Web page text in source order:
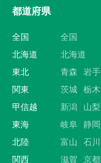
都道府県
全国
全国
北海道
北海道
東北
青森 岩手
関東
茨城 栃木
甲信越
新潟 山梨
東海
岐阜 静岡
北陸
富山 石川
関西
滋賀 京都